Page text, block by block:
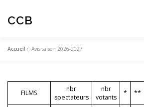
contenu
CCB
ARTICLES AVIS SPECTATEURS
Accueil »Avis saison 2026-2027
FILMS
nbr
spectateurs
nbr
votants
* **